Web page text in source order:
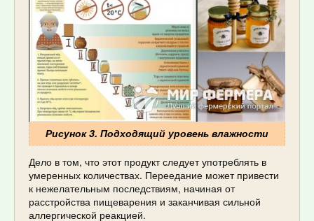
Рисунок 3. Подходящий уровень влажности
Дело в том, что этот продукт следует употреблять в
умеренных количествах. Переедание может привести
к нежелательным последствиям, начиная от
расстройства пищеварения и заканчивая сильной
аллергической реакцией.